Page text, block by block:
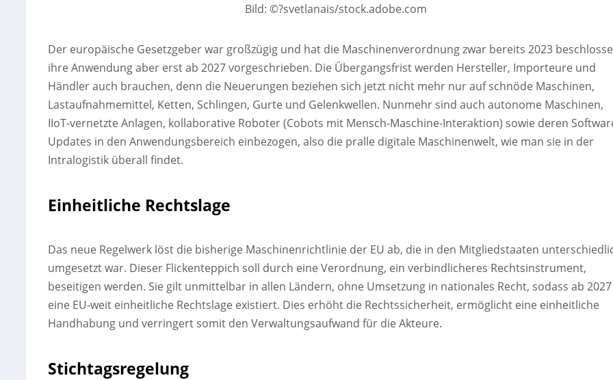
Bild: ©?svetlanais/stock.adobe.com
Der europäische Gesetzgeber war großzügig und hat die Maschinenverordnung zwar bereits 2023
ihre Anwendung aber erst ab 2027 vorgeschrieben. Die Übergangsfrist werden Hersteller, Importeure und
Händler auch brauchen, denn die Neuerungen beziehen sich jetzt nicht mehr nur auf schnöde Maschinen,
Lastaufnahmemittel, Ketten, Schlingen, Gurte und Gelenkwellen. Nunmehr sind auch autonome Maschinen,
IIoT-vernetzte Anlagen, kollaborative Roboter (Cobots mit Mensch-Maschine-Interaktion) sowie deren
Updates in den Anwendungsbereich einbezogen, also die pralle digitale Maschinenwelt, wie man sie in der
Intralogistik überall findet.
Einheitliche Rechtslage
Das neue Regelwerk löst die bisherige Maschinenrichtlinie der EU ab, die in den Mitgliedstaaten
umgesetzt war. Dieser Flickenteppich soll durch eine Verordnung, ein verbindlicheres Rechtsinstrument,
beseitigen werden. Sie gilt unmittelbar in allen Ländern, ohne Umsetzung in nationales Recht, sodass ab 2027
eine EU-weit einheitliche Rechtslage existiert. Dies erhöht die Rechtssicherheit, ermöglicht eine einheitliche
Handhabung und verringert somit den Verwaltungsaufwand für die Akteure.
Stichtagsregelung